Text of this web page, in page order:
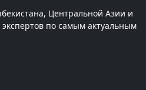
Центральной Азии и
по самым актуальным